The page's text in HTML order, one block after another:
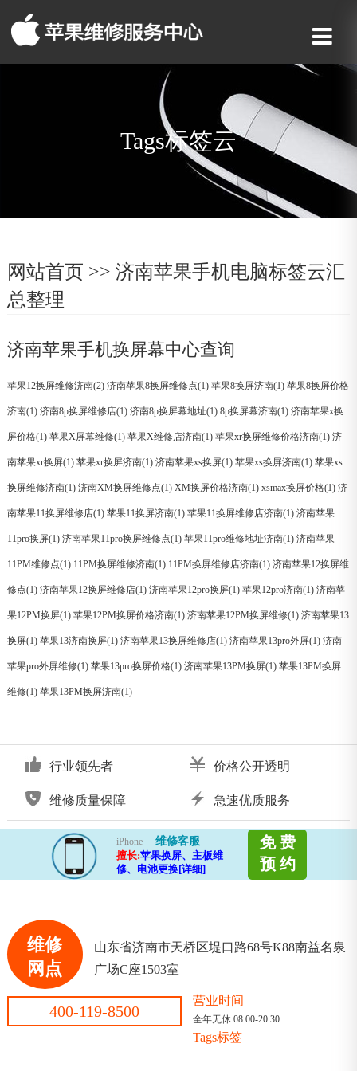
Tags标签云
网站首页 >> 济南苹果手机电脑标签云汇
总整理
济南苹果手机换屏幕中心查询
苹果12换屏维修济南(2) 济南苹果8换屏维修点(1) 苹果8换屏济南(1) 苹果8换屏价格
济南(1) 济南8p换屏维修店(1) 济南8p换屏幕地址(1) 8p换屏幕济南(1) 济南苹果x换
屏价格(1) 苹果X屏幕维修(1) 苹果X维修店济南(1) 苹果xr换屏维修价格济南(1) 济
南苹果xr换屏(1) 苹果xr换屏济南(1) 济南苹果xs换屏(1) 苹果xs换屏济南(1) 苹果xs
换屏维修济南(1) 济南XM换屏维修点(1) XM换屏价格济南(1) xsmax换屏价格(1) 济
南苹果11换屏维修店(1) 苹果11换屏济南(1) 苹果11换屏维修店济南(1) 济南苹果
11pro换屏(1) 济南苹果11pro换屏维修点(1) 苹果11pro维修地址济南(1) 济南苹果
11PM维修点(1) 11PM换屏维修济南(1) 11PM换屏维修店济南(1) 济南苹果12换屏维
修点(1) 济南苹果12换屏维修店(1) 济南苹果12pro换屏(1) 苹果12pro济南(1) 济南苹
果12PM换屏(1) 苹果12PM换屏价格济南(1) 济南苹果12PM换屏维修(1) 济南苹果13
换屏(1) 苹果13济南换屏(1) 济南苹果13换屏维修店(1) 济南苹果13pro外屏(1) 济南
苹果pro外屏维修(1) 苹果13pro换屏价格(1) 济南苹果13PM换屏(1) 苹果13PM换屏
维修(1) 苹果13PM换屏济南(1)
行业领先者 价格公开透明
维修质量保障 急速优质服务
iPhone
维修客服
擅长:苹果换屏、主板维
修、电池更换[详细]
免 费
预 约
维修
网点
山东省济南市天桥区堤口路68号K88南益名泉
广场C座1503室
400-119-8500
营业时间
全年无休 08:00-20:30
Tags标签